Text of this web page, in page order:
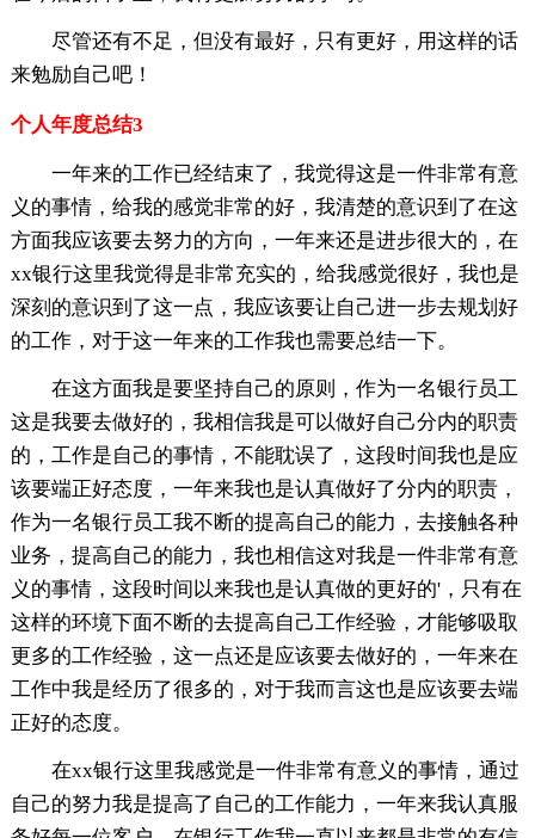
尽管还有不足，但没有最好，只有更好，用这样的话
来勉励自己吧！
个人年度总结3
一年来的工作已经结束了，我觉得这是一件非常有意
义的事情，给我的感觉非常的好，我清楚的意识到了在这
方面我应该要去努力的方向，一年来还是进步很大的，在
xx银行这里我觉得是非常充实的，给我感觉很好，我也是
深刻的意识到了这一点，我应该要让自己进一步去规划好
的工作，对于这一年来的工作我也需要总结一下。
在这方面我是要坚持自己的原则，作为一名银行员工
这是我要去做好的，我相信我是可以做好自己分内的职责
的，工作是自己的事情，不能耽误了，这段时间我也是应
该要端正好态度，一年来我也是认真做好了分内的职责，
作为一名银行员工我不断的提高自己的能力，去接触各种
业务，提高自己的能力，我也相信这对我是一件非常有意
义的事情，这段时间以来我也是认真做的更好的'，只有在
这样的环境下面不断的去提高自己工作经验，才能够吸取
更多的工作经验，这一点还是应该要去做好的，一年来在
工作中我是经历了很多的，对于我而言这也是应该要去端
正好的态度。
在xx银行这里我感觉是一件非常有意义的事情，通过
自己的努力我是提高了自己的工作能力，一年来我认真服